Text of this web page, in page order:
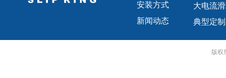
大电流
典型定
安装方式
新闻动态
版权